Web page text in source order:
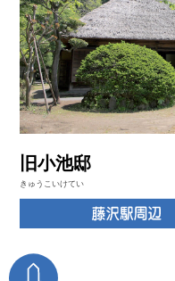
旧小池邸
きゅうこいけてい